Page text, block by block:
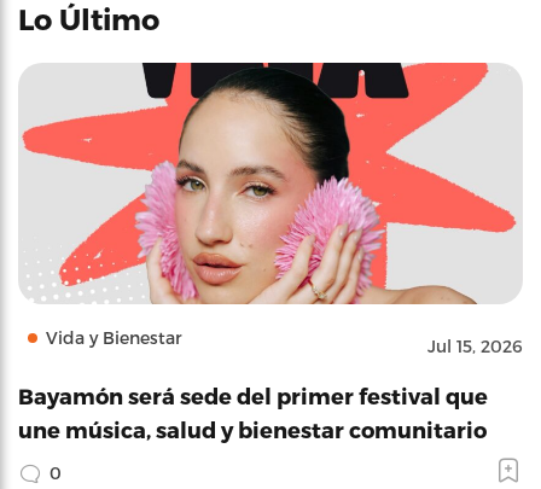
Lo Último
Vida y Bienestar Jul 15, 2026
Bayamón será sede del primer festival que
une música, salud y bienestar comunitario
0